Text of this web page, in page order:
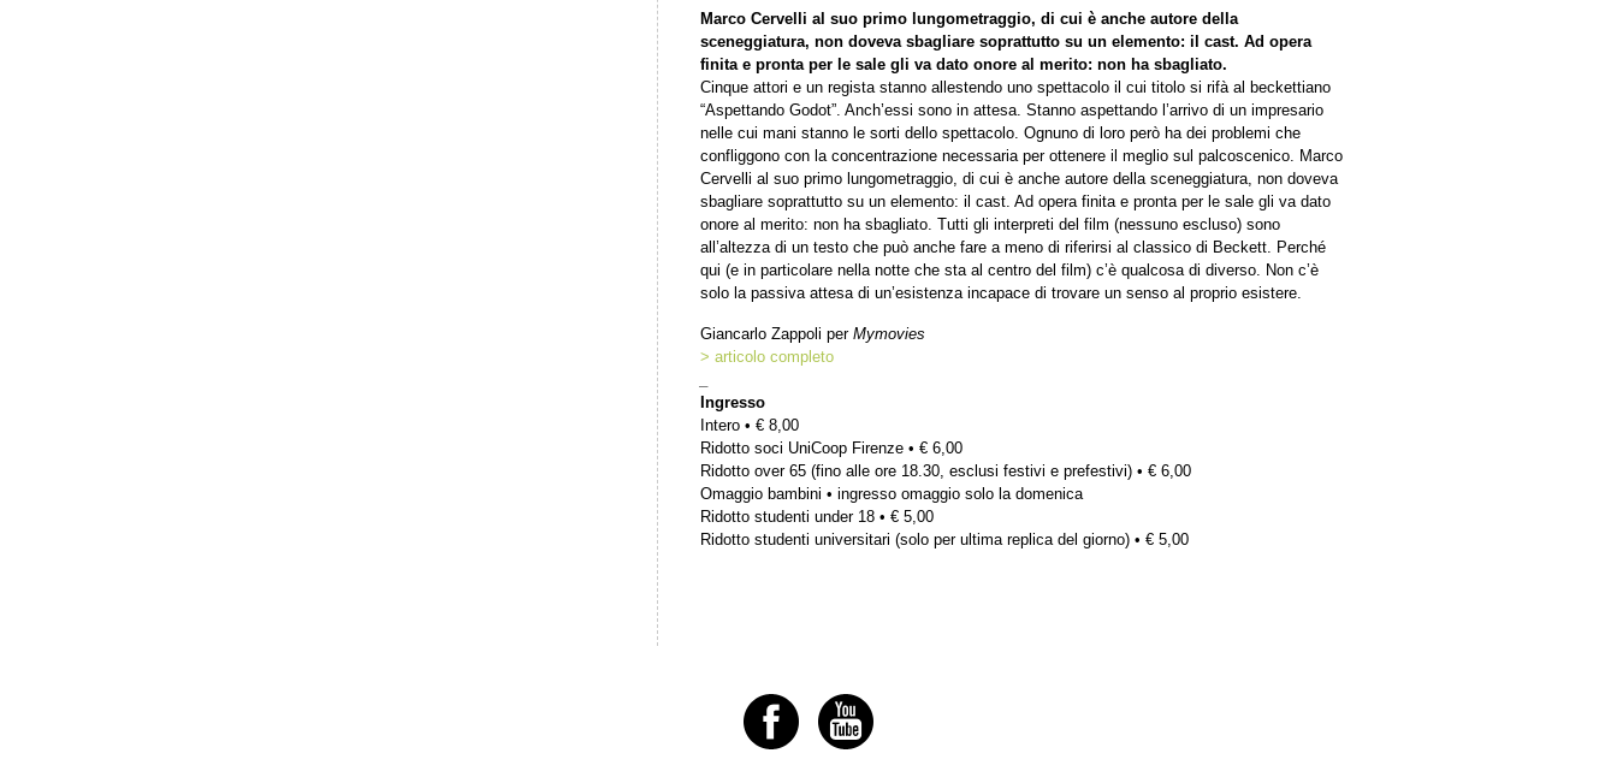
Marco Cervelli al suo primo lungometraggio, di cui è anche autore della
sceneggiatura, non doveva sbagliare soprattutto su un elemento: il cast. Ad opera
finita e pronta per le sale gli va dato onore al merito: non ha sbagliato.
Cinque attori e un regista stanno allestendo uno spettacolo il cui titolo si rifà al beckettiano
“Aspettando Godot”. Anch’essi sono in attesa. Stanno aspettando l’arrivo di un impresario
nelle cui mani stanno le sorti dello spettacolo. Ognuno di loro però ha dei problemi che
confliggono con la concentrazione necessaria per ottenere il meglio sul palcoscenico. Marco
Cervelli al suo primo lungometraggio, di cui è anche autore della sceneggiatura, non doveva
sbagliare soprattutto su un elemento: il cast. Ad opera finita e pronta per le sale gli va dato
onore al merito: non ha sbagliato. Tutti gli interpreti del film (nessuno escluso) sono
all’altezza di un testo che può anche fare a meno di riferirsi al classico di Beckett. Perché
qui (e in particolare nella notte che sta al centro del film) c’è qualcosa di diverso. Non c’è
solo la passiva attesa di un’esistenza incapace di trovare un senso al proprio esistere.
Giancarlo Zappoli per Mymovies
> articolo completo
Ingresso
Intero • € 8,00
Ridotto soci UniCoop Firenze • € 6,00
Ridotto over 65 (fino alle ore 18.30, esclusi festivi e prefestivi) • € 6,00
Omaggio bambini • ingresso omaggio solo la domenica
Ridotto studenti under 18 • € 5,00
Ridotto studenti universitari (solo per ultima replica del giorno) • € 5,00